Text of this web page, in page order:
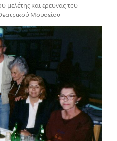
μελέτης και έρευνας του
Μουσείου